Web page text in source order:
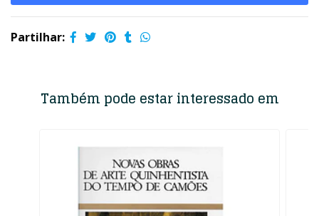
Partilhar:
Também pode estar interessado em